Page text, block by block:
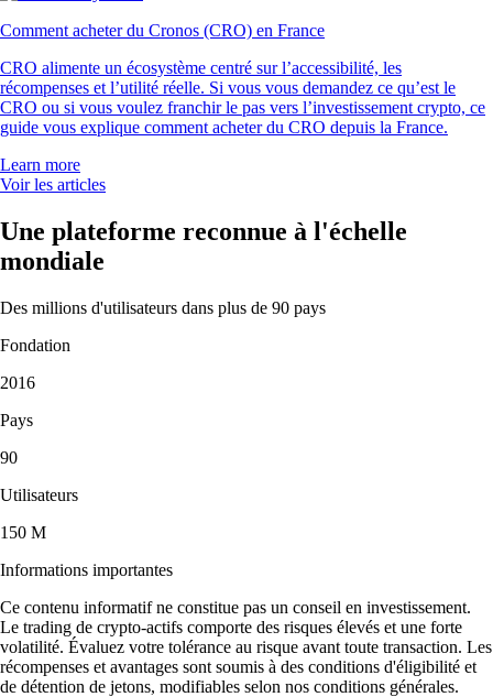
Comment acheter du Cronos (CRO) en France
CRO alimente un écosystème centré sur l’accessibilité, les
récompenses et l’utilité réelle. Si vous vous demandez ce qu’est le
CRO ou si vous voulez franchir le pas vers l’investissement crypto, ce
guide vous explique comment acheter du CRO depuis la France.
Learn more
Voir les articles
Une plateforme reconnue à l'échelle
mondiale
Des millions d'utilisateurs dans plus de 90 pays
Fondation
2016
Pays
90
Utilisateurs
150 M
Informations importantes
Ce contenu informatif ne constitue pas un conseil en investissement.
Le trading de crypto-actifs comporte des risques élevés et une forte
volatilité. Évaluez votre tolérance au risque avant toute transaction. Les
récompenses et avantages sont soumis à des conditions d'éligibilité et
de détention de jetons, modifiables selon nos conditions générales.